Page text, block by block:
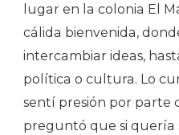
lugar en la colonia El
cálida bienvenida,
intercambiar ideas,
política o cultura. Lo
sentí presión por parte
preguntó que si quería